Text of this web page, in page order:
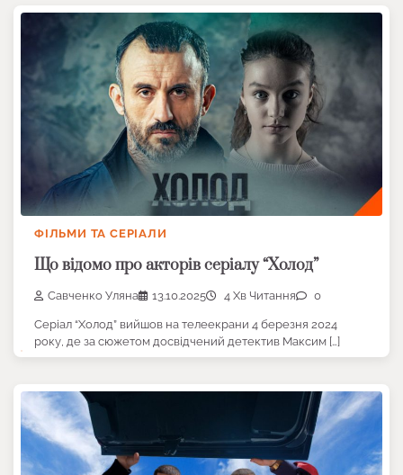
ФІЛЬМИ ТА СЕРІАЛИ
Що відомо про акторів серіалу “Холод”
Савченко Уляна 13.10.2025 4 Хв Читання 0
Серіал “Холод” вийшов на телеекрани 4 березня 2024
року, де за сюжетом досвідчений детектив Максим […]